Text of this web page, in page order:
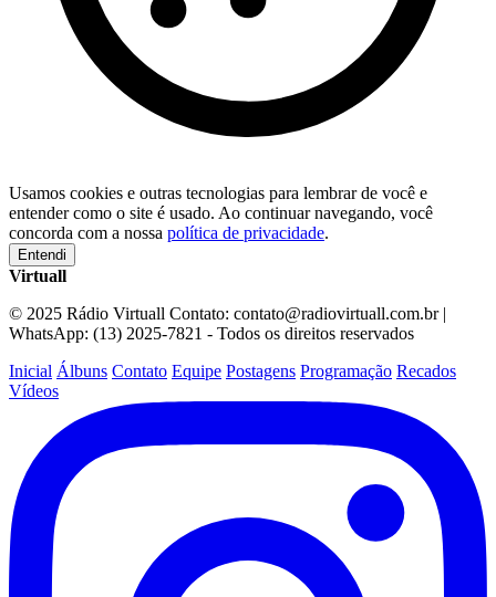
Usamos cookies e outras tecnologias para lembrar de você e
entender como o site é usado. Ao continuar navegando, você
concorda com a nossa política de privacidade.
Entendi
Virtuall
© 2025 Rádio Virtuall Contato: contato@radiovirtuall.com.br |
WhatsApp: (13) 2025-7821 - Todos os direitos reservados
Inicial Álbuns Contato Equipe Postagens Programação Recados
Vídeos